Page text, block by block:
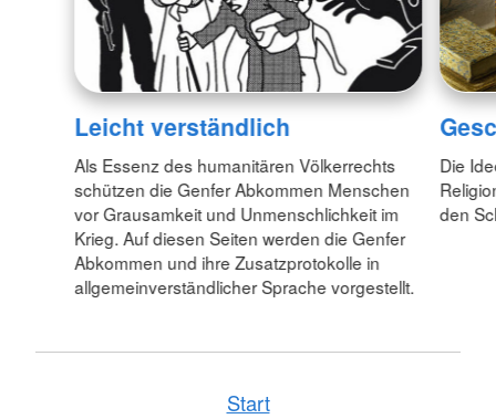
Leicht verständlich
Als Essenz des humanitären Völkerrechts
schützen die Genfer Abkommen Menschen
vor Grausamkeit und Unmenschlichkeit im
Krieg. Auf diesen Seiten werden die Genfer
Abkommen und ihre Zusatzprotokolle in
allgemeinverständlicher Sprache vorgestellt.
Die
den
Start